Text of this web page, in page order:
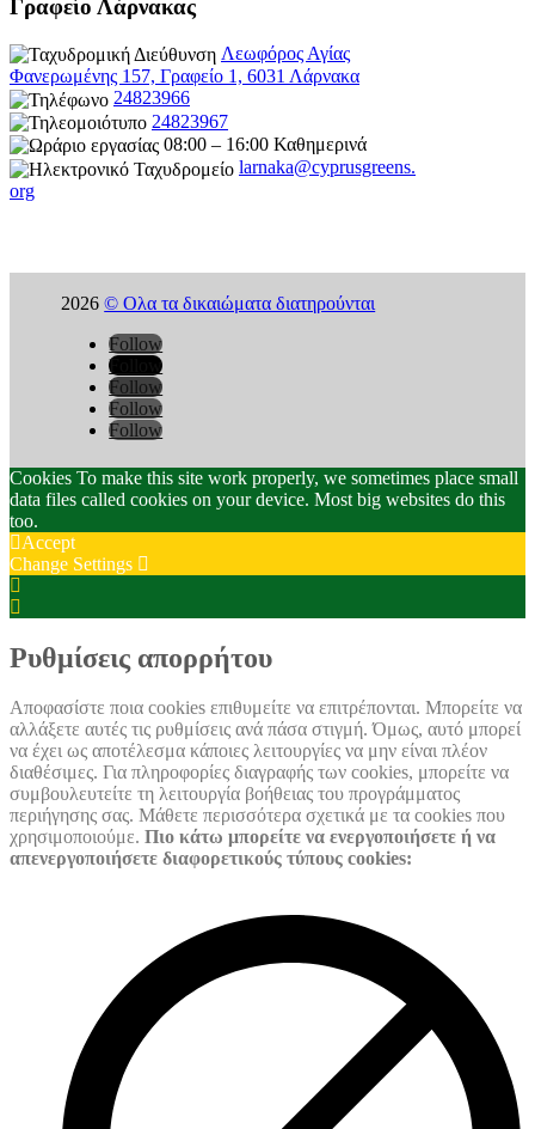
Γραφείο Λάρνακας
Λεωφόρος Αγίας
Φανερωμένης 157, Γραφείο 1, 6031 Λάρνακα
24823966
24823967
08:00 – 16:00 Καθημερινά
larnaka@cyprusgreens.
org
2026© Ολα τα δικαιώματα διατηρούνται
Follow
Follow
Follow
Follow
Follow
Cookies To make this site work properly, we sometimes place small
data files called cookies on your device. Most big websites do this
too.
Accept
Change Settings
Settings
Ρυθμίσεις απορρήτου
Αποφασίστε ποια cookies επιθυμείτε να επιτρέπονται. Μπορείτε να
αλλάξετε αυτές τις ρυθμίσεις ανά πάσα στιγμή. Όμως, αυτό μπορεί
να έχει ως αποτέλεσμα κάποιες λειτουργίες να μην είναι πλέον
διαθέσιμες. Για πληροφορίες διαγραφής των cookies, μπορείτε να
συμβουλευτείτε τη λειτουργία βοήθειας του προγράμματος
περιήγησης σας. Μάθετε περισσότερα σχετικά με τα cookies που
χρησιμοποιούμε. Πιο κάτω μπορείτε να ενεργοποιήσετε ή να
απενεργοποιήσετε διαφορετικούς τύπους cookies: